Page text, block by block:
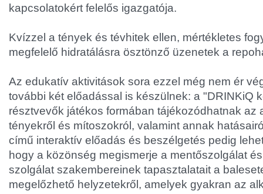
kapcsolatokért felelős igazgatója.
Kvízzel a tények és tévhitek ellen, mértékletes
megfelelő hidratálásra ösztönző üzenetek a
Az edukatív aktivitások sora ezzel még nem ér
további két előadással is készülnek: a "DRINKiQ
résztvevők játékos formában tájékozódhatnak az
tényekről és mítoszokról, valamint annak
című interaktív előadás és beszélgetés pedig
hogy a közönség megismerje a mentőszolgálat
szolgálat szakembereinek tapasztalatait a
megelőzhető helyzetekről, amelyek gyakran az